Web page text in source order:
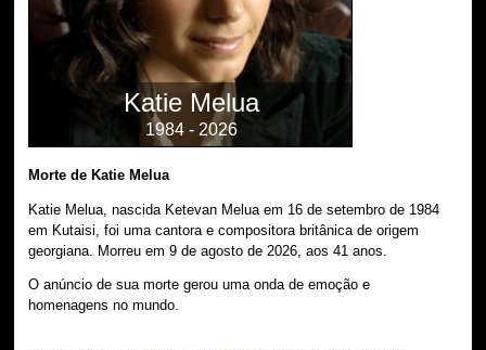
Katie Melua
1984 - 2026
Morte de Katie Melua
Katie Melua, nascida Ketevan Melua em 16 de setembro de 1984
em Kutaisi, foi uma cantora e compositora britânica de origem
georgiana. Morreu em 9 de agosto de 2026, aos 41 anos.
O anúncio de sua morte gerou uma onda de emoção e
homenagens no mundo.